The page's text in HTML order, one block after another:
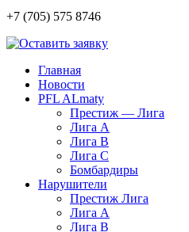
+7 (705) 575 8746
Главная
Новости
PFL ALmaty
Престиж — Лига
Лига А
Лига В
Лига С
Бомбардиры
Нарушители
Престиж Лига
Лига А
Лига В